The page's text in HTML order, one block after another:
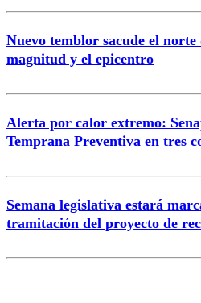
Nuevo temblor sacude el
magnitud y el epicentro
Alerta por calor extremo:
Temprana Preventiva en tres
Semana legislativa estará
tramitación del proyecto de